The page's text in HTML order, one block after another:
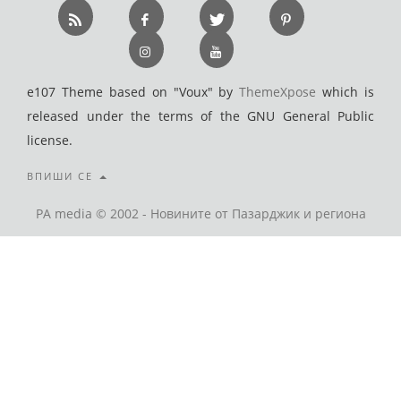
e107 Theme based on "Voux" byThemeXpose which is
released under the terms of the GNU General Public
license.
ВПИШИ СЕ
PA media © 2002 - Новините от Пазарджик и региона